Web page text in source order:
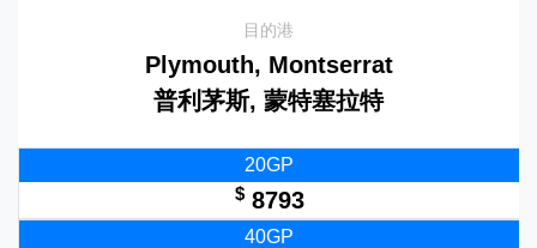
目的港
Plymouth, Montserrat
普利茅斯, 蒙特塞拉特
20GP
$8793
40GP